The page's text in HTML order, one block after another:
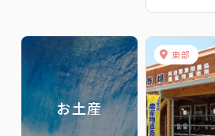
お土産
東部